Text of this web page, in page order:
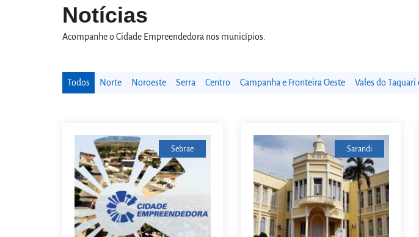
Notícias
Acompanhe o Cidade Empreendedora nos municípios.
Todos Norte Noroeste Serra Centro Campanha e Fronteira Oeste Vales do Taquari
Sebrae Sarandi